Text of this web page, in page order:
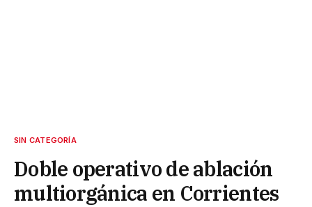
SIN CATEGORÍA
Doble operativo de ablación
multiorgánica en Corrientes